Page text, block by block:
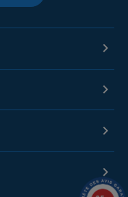



